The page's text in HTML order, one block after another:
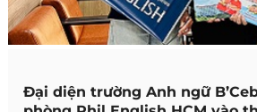
Đại diện trường Anh ngữ